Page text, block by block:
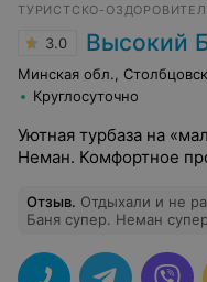
ТУРИСТСКО-
3.0 Высокий
Минская обл.,
Круглосуточно
Уютная турбаза на
Неман. Комфортное
Отзыв. Отдыхали и не
Баня супер. Неман